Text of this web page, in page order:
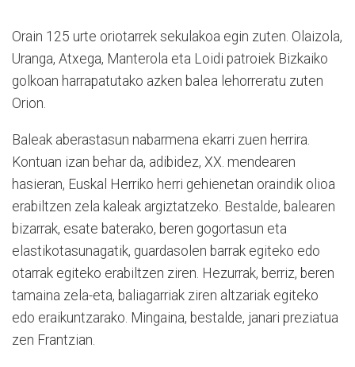
Orain 125 urte oriotarrek sekulakoa egin zuten. Olaizola,
Uranga, Atxega, Manterola eta Loidi patroiek Bizkaiko
golkoan harrapatutako azken balea lehorreratu zuten
Orion.
Baleak aberastasun nabarmena ekarri zuen herrira.
Kontuan izan behar da, adibidez, XX. mendearen
hasieran, Euskal Herriko herri gehienetan oraindik olioa
erabiltzen zela kaleak argiztatzeko. Bestalde, balearen
bizarrak, esate baterako, beren gogortasun eta
elastikotasunagatik, guardasolen barrak egiteko edo
otarrak egiteko erabiltzen ziren. Hezurrak, berriz, beren
tamaina zela-eta, baliagarriak ziren altzariak egiteko
edo eraikuntzarako. Mingaina, bestalde, janari preziatua
zen Frantzian.